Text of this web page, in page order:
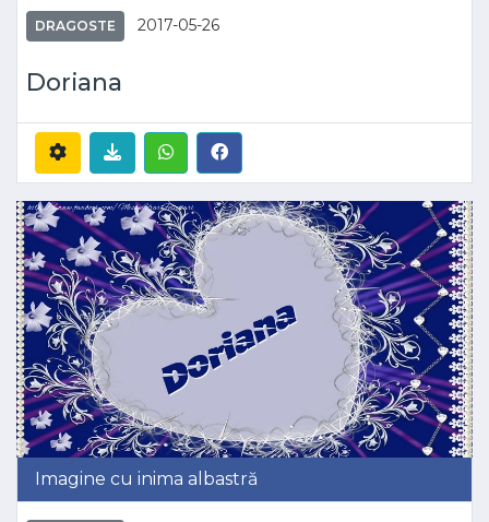
DRAGOSTE 2017-05-26
Doriana
Imagine cu inima albastră